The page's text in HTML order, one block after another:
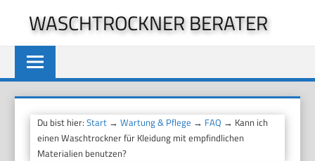
springen
WASCHTROCKNER BERATER
Du bist hier:Start →Wartung & Pflege → FAQ → Kann ich
einen Waschtrockner für Kleidung mit empfindlichen
Materialien benutzen?